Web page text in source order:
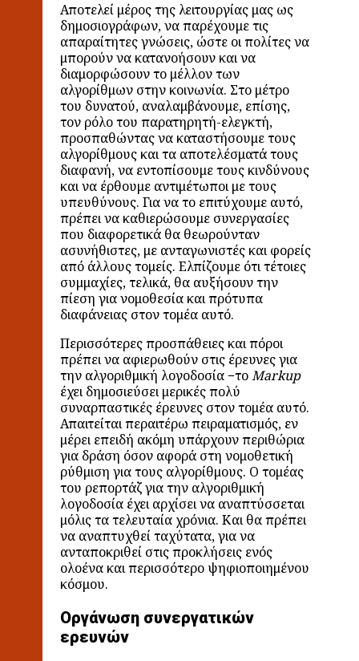
Αποτελεί μέρος της λειτουργίας μας ως
δημοσιογράφων, να παρέχουμε τις
απαραίτητες γνώσεις, ώστε οι πολίτες να
μπορούν να κατανοήσουν και να
διαμορφώσουν το μέλλον των
αλγορίθμων στην κοινωνία. Στο μέτρο
του δυνατού, αναλαμβάνουμε, επίσης,
τον ρόλο του παρατηρητή-ελεγκτή,
προσπαθώντας να καταστήσουμε τους
αλγορίθμους και τα αποτελέσματά τους
διαφανή, να εντοπίσουμε τους κινδύνους
και να έρθουμε αντιμέτωποι με τους
υπευθύνους. Για να το επιτύχουμε αυτό,
πρέπει να καθιερώσουμε συνεργασίες
που διαφορετικά θα θεωρούνταν
ασυνήθιστες, με ανταγωνιστές και φορείς
από άλλους τομείς. Ελπίζουμε ότι τέτοιες
συμμαχίες, τελικά, θα αυξήσουν την
πίεση για νομοθεσία και πρότυπα
διαφάνειας στον τομέα αυτό.
Περισσότερες προσπάθειες και πόροι
πρέπει να αφιερωθούν στις έρευνες για
την αλγοριθμική λογοδοσία −τοMarkup
έχει δημοσιεύσει μερικές πολύ
συναρπαστικές έρευνες στον τομέα αυτό.
Απαιτείται περαιτέρω πειραματισμός, εν
μέρει επειδή ακόμη υπάρχουν περιθώρια
για δράση όσον αφορά στη νομοθετική
ρύθμιση για τους αλγορίθμους. Ο τομέας
του ρεπορτάζ για την αλγοριθμική
λογοδοσία έχει αρχίσει να αναπτύσσεται
μόλις τα τελευταία χρόνια. Και θα πρέπει
να αναπτυχθεί ταχύτατα, για να
ανταποκριθεί στις προκλήσεις ενός
ολοένα και περισσότερο ψηφιοποιημένου
κόσμου.
Οργάνωση συνεργατικών
ερευνών